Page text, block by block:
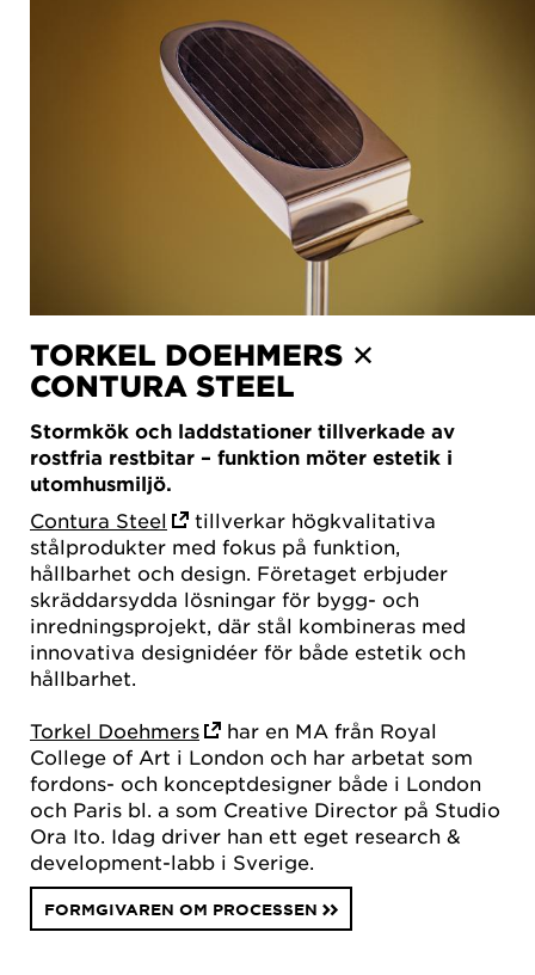
TORKEL DOEHMERS ✕
CONTURA STEEL
Stormkök och laddstationer tillverkade av
rostfria restbitar – funktion möter estetik i
utomhusmiljö.
Contura Steel
tillverkar högkvalitativa
stålprodukter med fokus på funktion,
hållbarhet och design. Företaget erbjuder
skräddarsydda lösningar för bygg- och
inredningsprojekt, där stål kombineras med
innovativa designidéer för både estetik och
hållbarhet.
Torkel Doehmers
har en MA från Royal
College of Art i London och har arbetat som
fordons- och konceptdesigner både i London
och Paris bl. a som Creative Director på Studio
Ora Ito. Idag driver han ett eget research &
development-labb i Sverige.
FORMGIVAREN OM PROCESSEN